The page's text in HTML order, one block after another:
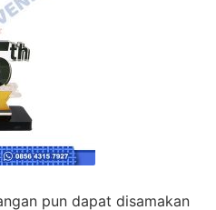
pun dapat disamakan